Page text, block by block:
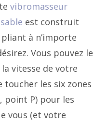
vibromasseur
est construit
pliant à n’importe
Vous pouvez le
vitesse de votre
toucher les six zones
point P) pour les
vous (et votre